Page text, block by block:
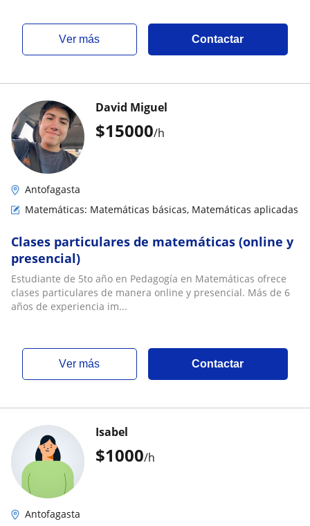
ver más Contactar
$15000/h
David Miguel
Antofagasta
Matemáticas: Matemáticas básicas, Matemáticas aplicadas
Clases particulares de matemáticas (online y
presencial)
Estudiante de 5to año en Pedagogía en Matemáticas ofrece
clases particulares de manera online y presencial. Más de 6
años de experiencia im...
ver más Contactar
$1000/h
Isabel
Antofagasta